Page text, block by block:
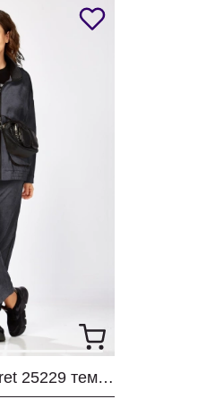
Костюм LadySecret 25229 темный графит